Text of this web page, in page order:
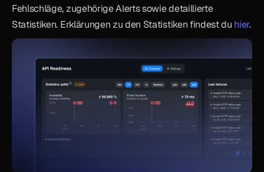
Fehlschläge, zugehörige Alerts sowie detaillierte
Statistiken. Erklärungen zu den Statistiken findest du hier.